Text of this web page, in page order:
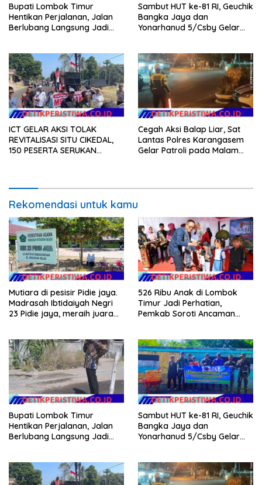
Bupati Lombok Timur
Hentikan Perjalanan, Jalan
Berlubang Langsung Jadi
Sambut HUT ke-81 RI, Geuchik
Bangka Jaya dan
Yonarhanud 5/Csby Gelar
ICT GELAR AKSI TOLAK
REVITALISASI SITU CIKEDAL,
150 PESERTA SERUKAN
Cegah Aksi Balap Liar, Sat
Lantas Polres Karangasem
Gelar Patroli pada Malam
Rekomendasi untuk kamu
Mutiara di pesisir Pidie jaya.
Madrasah Ibtidaiyah Negri
23 Pidie jaya, meraih juara
526 Ribu Anak di Lombok
Timur Jadi Perhatian,
Pemkab Soroti Ancaman
Bupati Lombok Timur
Hentikan Perjalanan, Jalan
Berlubang Langsung Jadi
Sambut HUT ke-81 RI, Geuchik
Bangka Jaya dan
Yonarhanud 5/Csby Gelar